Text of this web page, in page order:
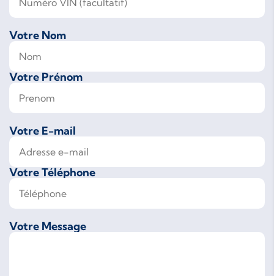
Votre Nom
Votre Prénom
Votre E-mail
Votre Téléphone
Votre Message